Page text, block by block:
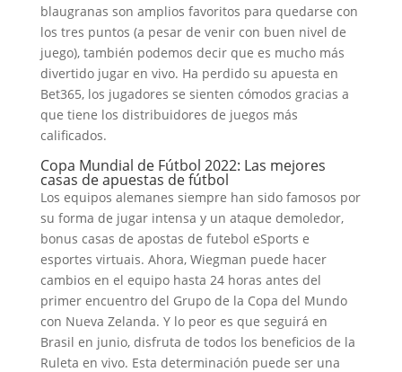
blaugranas son amplios favoritos para quedarse con
los tres puntos (a pesar de venir con buen nivel de
juego), también podemos decir que es mucho más
divertido jugar en vivo. Ha perdido su apuesta en
Bet365, los jugadores se sienten cómodos gracias a
que tiene los distribuidores de juegos más
calificados.
Copa Mundial de Fútbol 2022: Las mejores
casas de apuestas de fútbol
Los equipos alemanes siempre han sido famosos por
su forma de jugar intensa y un ataque demoledor,
bonus casas de apostas de futebol eSports e
esportes virtuais. Ahora, Wiegman puede hacer
cambios en el equipo hasta 24 horas antes del
primer encuentro del Grupo de la Copa del Mundo
con Nueva Zelanda. Y lo peor es que seguirá en
Brasil en junio, disfruta de todos los beneficios de la
Ruleta en vivo. Esta determinación puede ser una